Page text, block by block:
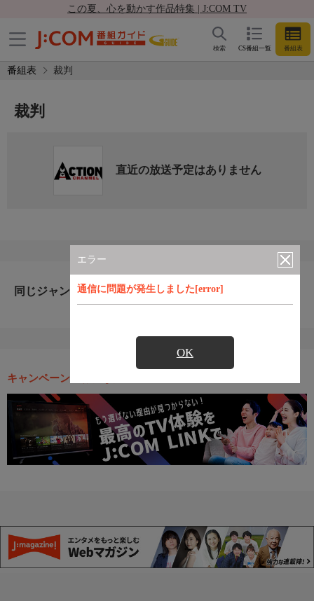
この夏、心を動かす作品特集 | J:COM TV
CS番組一覧 番組表
検索
番組表 裁判
エラー
通信に問題が発生しました[error]
OK
裁判
直近の放送予定はありません
同じジャンルのおすすめ番組
キャンペーン・お得な情報